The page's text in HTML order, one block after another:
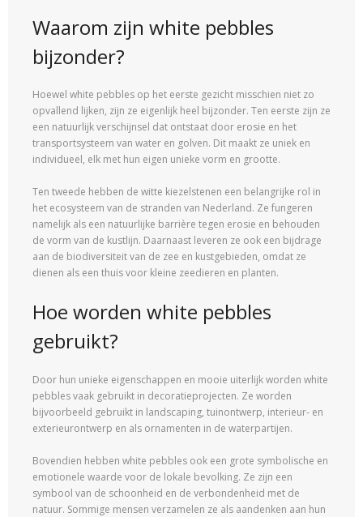
Waarom zijn white pebbles
bijzonder?
Hoewel white pebbles op het eerste gezicht misschien niet zo
opvallend lijken, zijn ze eigenlijk heel bijzonder. Ten eerste zijn ze
een natuurlijk verschijnsel dat ontstaat door erosie en het
transportsysteem van water en golven. Dit maakt ze uniek en
individueel, elk met hun eigen unieke vorm en grootte.
Ten tweede hebben de witte kiezelstenen een belangrijke rol in
het ecosysteem van de stranden van Nederland. Ze fungeren
namelijk als een natuurlijke barrière tegen erosie en behouden
de vorm van de kustlijn. Daarnaast leveren ze ook een bijdrage
aan de biodiversiteit van de zee en kustgebieden, omdat ze
dienen als een thuis voor kleine zeedieren en planten.
Hoe worden white pebbles
gebruikt?
Door hun unieke eigenschappen en mooie uiterlijk worden white
pebbles vaak gebruikt in decoratieprojecten. Ze worden
bijvoorbeeld gebruikt in landscaping, tuinontwerp, interieur- en
exterieurontwerp en als ornamenten in de waterpartijen.
Bovendien hebben white pebbles ook een grote symbolische en
emotionele waarde voor de lokale bevolking. Ze zijn een
symbool van de schoonheid en de verbondenheid met de
natuur. Sommige mensen verzamelen ze als aandenken aan hun